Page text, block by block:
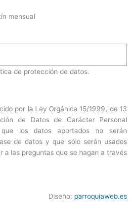
mensual
de protección de datos.
por la Ley Orgánica 15/1999, de 13
de Datos de Carácter Personal
los datos aportados no serán
de datos y que sólo serán usados
a las preguntas que se hagan a través
Diseño: parroquiaweb.es